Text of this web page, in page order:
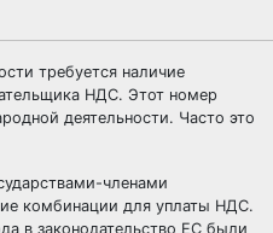
требуется наличие
НДС. Этот номер
деятельности. Часто это
членами
комбинации для уплаты НДС.
в законодательство ЕС были